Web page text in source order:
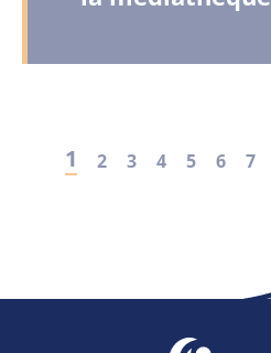
1 2 3 4 5 6 7